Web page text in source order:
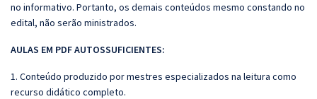
no informativo. Portanto, os demais conteúdos mesmo constando no
edital, não serão ministrados.
AULAS EM PDF AUTOSSUFICIENTES:
1. Conteúdo produzido por mestres especializados na leitura como
recurso didático completo.